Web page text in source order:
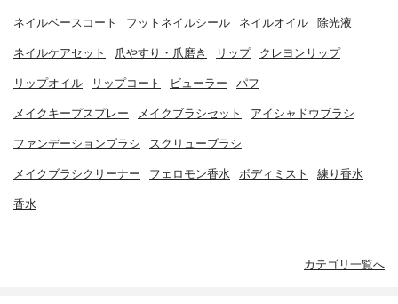
ネイルベースコート フットネイルシール ネイルオイル 除光液
ネイルケアセット 爪やすり・爪磨き リップ クレヨンリップ
リップオイル リップコート ビューラー パフ
メイクキープスプレー メイクブラシセット アイシャドウブラシ
ファンデーションブラシ スクリューブラシ
メイクブラシクリーナー フェロモン香水 ボディミスト 練り香水
香水
カテゴリ一覧へ